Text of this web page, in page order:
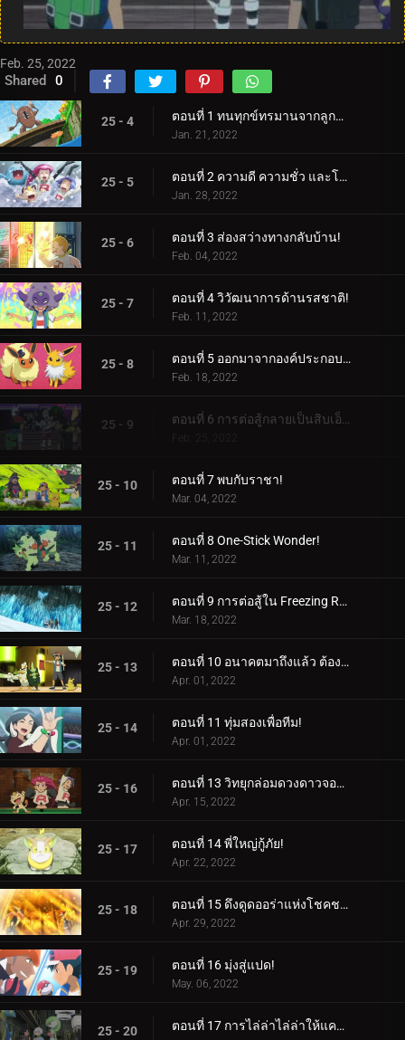
Feb. 25, 2022
Shared 0
25 - 4 ตอนที่ 1 ทนทุกข์ทรมานจากลูกธนูและลูกธนู!
Jan. 21, 2022
25 - 5 ตอนที่ 2 ความดี ความชั่ว และโชคดี!
Jan. 28, 2022
25 - 6 ตอนที่ 3 ส่องสว่างทางกลับบ้าน!
Feb. 04, 2022
25 - 7 ตอนที่ 4 วิวัฒนาการด้านรสชาติ!
Feb. 11, 2022
25 - 8 ตอนที่ 5 ออกมาจากองค์ประกอบของพวกเขา!
Feb. 18, 2022
25 - 9
25 - 10 ตอนที่ 7 พบกับราชา!
Mar. 04, 2022
25 - 11 ตอนที่ 8 One-Stick Wonder!
Mar. 11, 2022
25 - 12 ตอนที่ 9 การต่อสู้ใน Freezing Raid!
Mar. 18, 2022
25 - 13 ตอนที่ 10 อนาคตมาถึงแล้ว ต้องขอบคุณกลยุทธ์!
Apr. 01, 2022
25 - 14 ตอนที่ 11 ทุ่มสองเพื่อทีม!
Apr. 01, 2022
25 - 16 ตอนที่ 13 วิทยุกล่อมดวงดาวจอมซน!
Apr. 15, 2022
25 - 17 ตอนที่ 14 พี่ใหญ่กู้ภัย!
Apr. 22, 2022
25 - 18 ตอนที่ 15 ดึงดูดออร่าแห่งโชคชะตา!
Apr. 29, 2022
25 - 19 ตอนที่ 16 มุ่งสู่แปด!
May. 06, 2022
25 - 20 ตอนที่ 17 การไล่ล่าไล่ล่าให้แคบลง!